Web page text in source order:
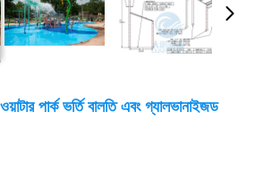
পার্ক ভর্তি বালতি এবং গ্যালভানাইজড